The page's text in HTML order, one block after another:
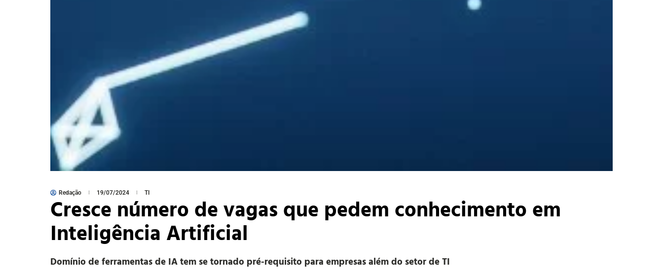
Redação 19/07/2024 TI
Cresce número de vagas que pedem conhecimento em
Inteligência Artificial
Domínio de ferramentas de IA tem se tornado pré-requisito para empresas além do setor de TI